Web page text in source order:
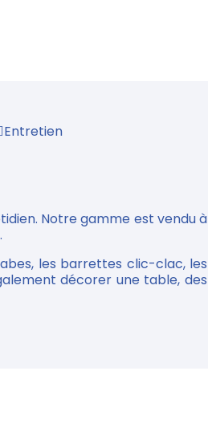
Entretien
Notre gamme est vendu à
les barrettes clic-clac, les
décorer une table, des